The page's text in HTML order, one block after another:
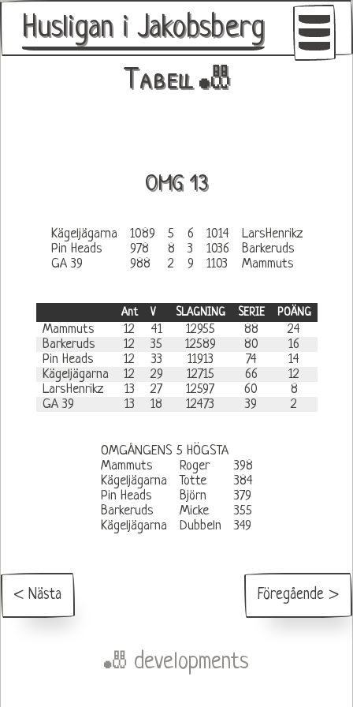
Husligan i Jakobsberg
Duo 1
Tabell 🎳
OMG 13
Kägeljägarna 1089 5 6 1014
LarsHenrikz
Pin Heads
978 8 3 1036
Barkeruds
GA 39
988 2 9 1103 Mammuts
Ant V SLAGNING SERIE POÄNG
Mammuts 12 41 12955 88
24
Barkeruds
12 35 12589 80
16
Pin Heads
12 33 11913 74
14
Kägeljägarna
12 29 12715 66
12
LarsHenrikz
13 27 12597 60
8
GA 39
13 18 12473 39 2
OMGÅNGENS 5 HÖGSTA
Mammuts
Roger
398
Kägeljägarna
Totte
384
Pin Heads
Björn
379
Barkeruds
Micke
355
Kägeljägarna
Dubbeln 349
< Nästa Föregående >